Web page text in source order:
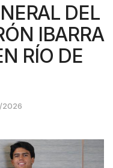
DEL
IBARRA
RÍO DE